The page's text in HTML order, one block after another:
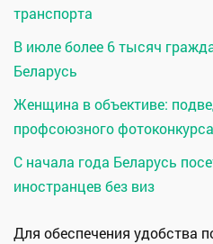
транспорта
В июле более 6 тысяч
Беларусь
Женщина в объективе:
профсоюзного фотоконкурса
С начала года Беларусь
иностранцев без виз
Для обеспечения удобства